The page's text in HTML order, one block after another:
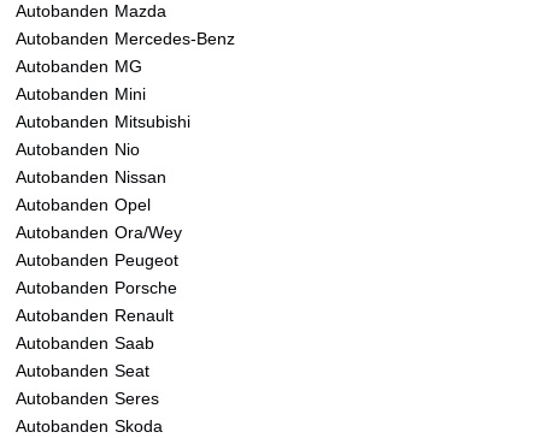
Autobanden Mazda
Autobanden Mercedes-Benz
Autobanden MG
Autobanden Mini
Autobanden Mitsubishi
Autobanden Nio
Autobanden Nissan
Autobanden Opel
Autobanden Ora/Wey
Autobanden Peugeot
Autobanden Porsche
Autobanden Renault
Autobanden Saab
Autobanden Seat
Autobanden Seres
Autobanden Skoda